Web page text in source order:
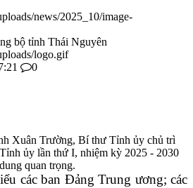
news/2025_10/image-
bộ tỉnh Thái Nguyên
logo.gif
0
Xuân Trường, Bí thư Tỉnh ủy chủ trì
ủy lần thứ I, nhiệm kỳ 2025 - 2030
quan trọng.
các ban Đảng Trung ương; các